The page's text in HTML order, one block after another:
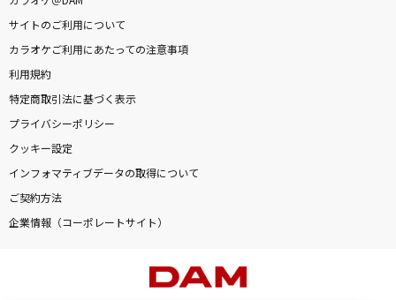
サイトのご利用について
カラオケご利用にあたっての注意事項
利用規約
特定商取引法に基づく表示
プライバシーポリシー
クッキー設定
インフォマティブデータの取得について
ご契約方法
企業情報（コーポレートサイト）